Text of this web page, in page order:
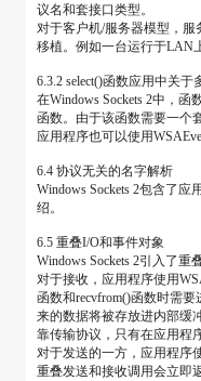
议名和套接口类型。
对于客户机/服务器模型，
移植。例如一台运行于LAN
6.3.2 select()函数应用中关于
在Windows Sockets 2中，
函数。由于该函数需要一个
应用程序也可以使用
6.4 协议无关的名字解析
Windows Sockets 2包含了
绍。
6.5 重叠I/O和事件对象
Windows Sockets 2引入了
对于接收，应用程序使用
函数和recvfrom()函数时需
来的数据将被存放进内部缓
靠传输协议，只有在应用程
对于发送的一方，应用程序
重叠发送和接收调用会立即